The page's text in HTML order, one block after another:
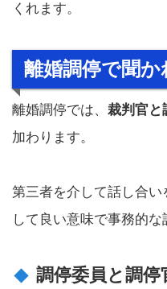
くれます。
離婚調停で聞か
離婚調停では、 裁判官と
加わります。
第三者を介して話し合
して良い意味で事務的な
調停委員と調停